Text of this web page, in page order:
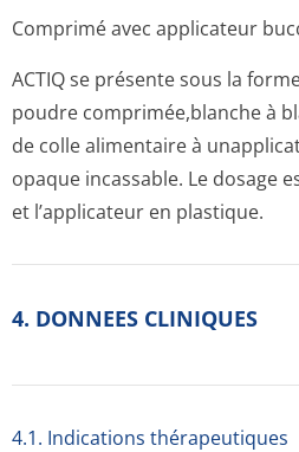
Comprimé avec applicateur
ACTIQ se présente sous la
poudre comprimée,blanche à
de colle alimentaire à
opaque incassable. Le dosage
et l’applicateur en plastique.
4. DONNEES CLINIQUES
4.1. Indications thérapeutiques